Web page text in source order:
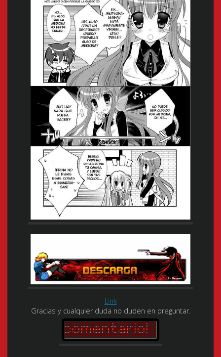
Link
Gracias y cualquier duda no duden en preguntar.